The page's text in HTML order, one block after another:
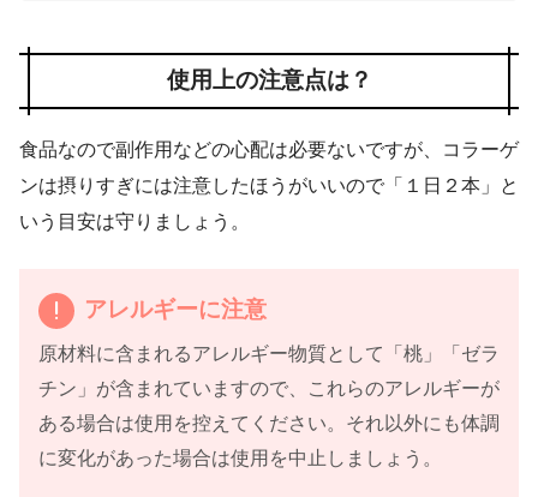
使用上の注意点は？
食品なので副作用などの心配は必要ないですが、コラーゲ
ンは摂りすぎには注意したほうがいいので「１日２本」と
いう目安は守りましょう。
アレルギーに注意
原材料に含まれるアレルギー物質として「桃」「ゼラ
チン」が含まれていますので、これらのアレルギーが
ある場合は使用を控えてください。それ以外にも体調
に変化があった場合は使用を中止しましょう。